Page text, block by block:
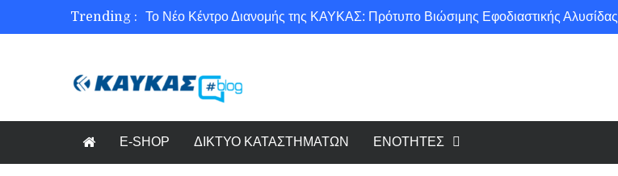
Trending :
Το Νέο Κέντρο Διανομής της ΚΑΥΚΑΣ: Πρότυπο Βιώσιμης Εφοδιαστικής Αλυσίδας
Ασφάλεια στο Διαδίκτυο για όλους!
E-SHOP ΔΙΚΤΥΟ ΚΑΤΑΣΤΗΜΑΤΩΝ ΕΝΟΤΗΤΕΣ